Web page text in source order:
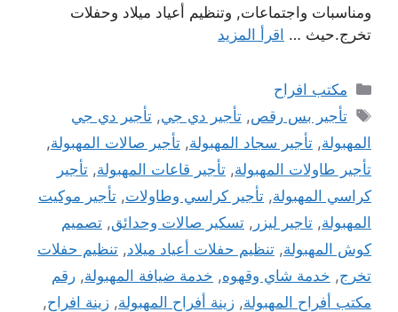
ومناسبات واجتماعات, وتنظيم أعياد ميلاد وحفلات
تخرج.حيث … اقرأ المزيد
التصنيفات
مكتب افراح
الوسوم
تأجير بس رقص,تأجير دي جي,تأجير دي جي
المهبولة, تأجير سجاد المهبولة, تأجير صالات المهبولة,
تأجير طاولات المهبولة, تأجير قاعات المهبولة, تأجير
كراسي المهبولة, تأجير كراسي وطاولات, تأجير موكيت
المهبولة, تاجير ليزر , تسكير صالات وحدائق, تصميم
كوش المهبولة, تنظيم حفلات أعياد ميلاد, تنظيم حفلات
تخرج, خدمة شاي وقهوه, خدمة ضيافة المهبولة, رقم
مكتب أفراح المهبولة, زينة أفراح المهبولة, زينة افراح,